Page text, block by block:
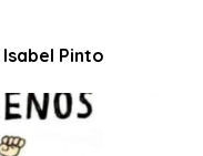
Isabel Pinto